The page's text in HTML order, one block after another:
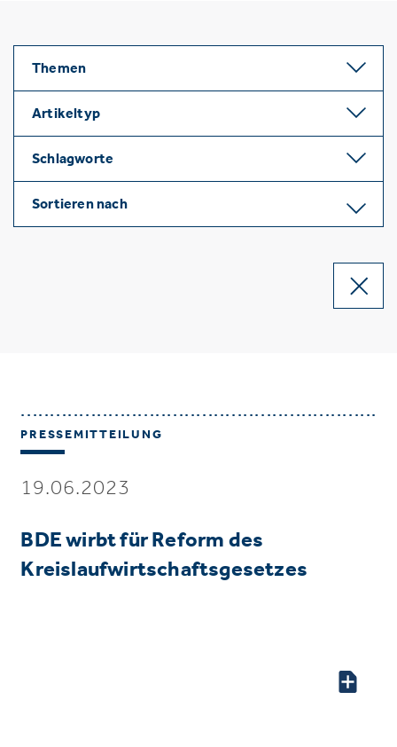
Themen
Artikeltyp
Schlagworte
Sortieren nach
PRESSEMITTEILUNG
19.06.2023
BDE wirbt für Reform des
Kreislaufwirtschaftsgesetzes